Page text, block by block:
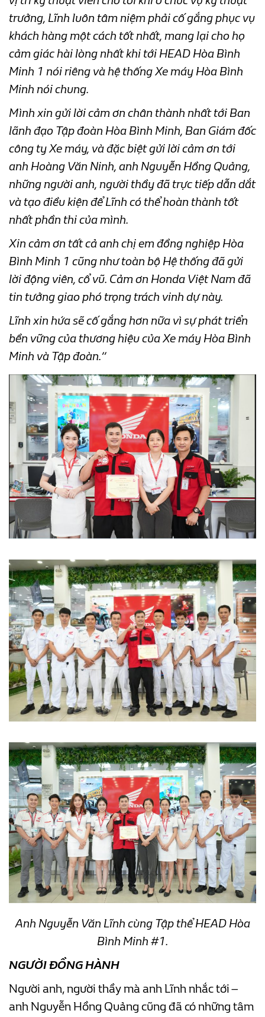
trưởng, Lĩnh luôn tâm niệm phải cố gắng phục vụ
khách hàng một cách tốt nhất, mang lại cho họ
cảm giác hài lòng nhất khi tới HEAD Hòa Bình
Minh 1 nói riêng và hệ thống Xe máy Hòa Bình
Minh nói chung.
Mình xin gửi lời cảm ơn chân thành nhất tới Ban
lãnh đạo Tập đoàn Hòa Bình Minh, Ban Giám đốc
công ty Xe máy, và đặc biệt gửi lời cảm ơn tới
anh Hoàng Văn Ninh, anh Nguyễn Hồng Quảng,
những người anh, người thầy đã trực tiếp dẫn dắt
và tạo điều kiện để Lĩnh có thể hoàn thành tốt
nhất phần thi của mình.
Xin cảm ơn tất cả anh chị em đồng nghiệp Hòa
Bình Minh 1 cũng như toàn bộ Hệ thống đã gửi
lời động viên, cổ vũ. Cảm ơn Honda Việt Nam đã
tin tưởng giao phó trọng trách vinh dự này.
Lĩnh xin hứa sẽ cố gắng hơn nữa vì sự phát triển
bền vững của thương hiệu của Xe máy Hòa Bình
Minh và Tập đoàn.”
Anh Nguyễn Văn Lĩnh cùng Tập thể HEAD Hòa
Bình Minh #1.
NGƯỜI ĐỒNG HÀNH
Người anh, người thầy mà anh Lĩnh nhắc tới –
anh Nguyễn Hồng Quảng cũng đã có những tâm